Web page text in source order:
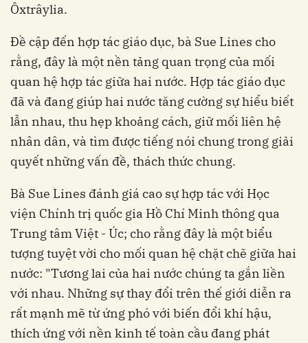
Ôxtrâylia.
Đề cập đến hợp tác giáo dục, bà Sue Lines cho
rằng, đây là một nền tảng quan trọng của mối
quan hệ hợp tác giữa hai nước. Hợp tác giáo dục
đã và đang giúp hai nước tăng cường sự hiểu biết
lẫn nhau, thu hẹp khoảng cách, giữ mối liên hệ
nhân dân, và tìm được tiếng nói chung trong giải
quyết những vấn đề, thách thức chung.
Bà Sue Lines đánh giá cao sự hợp tác với Học
viện Chính trị quốc gia Hồ Chí Minh thông qua
Trung tâm Việt - Úc; cho rằng đây là một biểu
tượng tuyệt vời cho mối quan hệ chặt chẽ giữa hai
nước: "Tương lai của hai nước chúng ta gắn liền
với nhau. Những sự thay đổi trên thế giới diễn ra
rất mạnh mẽ từ ứng phó với biến đổi khí hậu,
thích ứng với nền kinh tế toàn cầu đang phát